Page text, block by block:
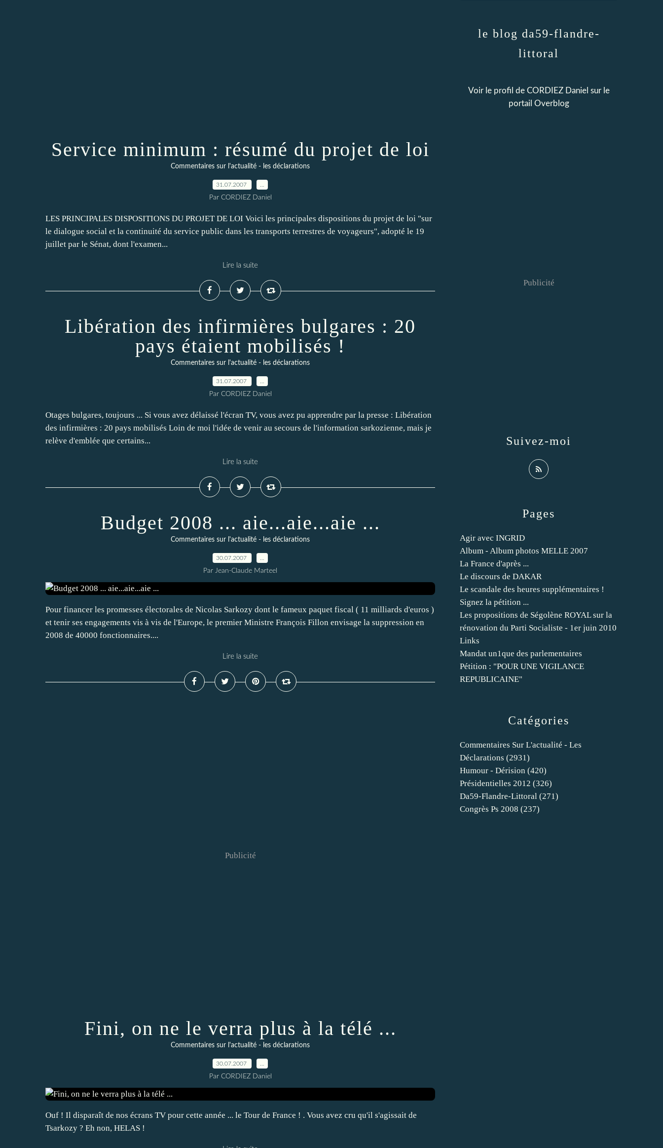
Service minimum : résumé du projet de loi
Commentaires sur l'actualité - les déclarations
31.07.2007
Par CORDIEZ Daniel
LES PRINCIPALES DISPOSITIONS DU PROJET DE LOI Voici les principales dispositions du projet de loi "sur
le dialogue social et la continuité du service public dans les transports terrestres de voyageurs", adopté le 19
juillet par le Sénat, dont l'examen...
Lire la suite
Libération des infirmières bulgares : 20
pays étaient mobilisés !
Commentaires sur l'actualité - les déclarations
31.07.2007
Par CORDIEZ Daniel
Otages bulgares, toujours ... Si vous avez délaissé l'écran TV, vous avez pu apprendre par la presse : Libération
des infirmières : 20 pays mobilisés Loin de moi l'idée de venir au secours de l'information sarkozienne, mais je
relève d'emblée que certains...
Lire la suite
Budget 2008 ... aie...aie...aie ...
Commentaires sur l'actualité - les déclarations
30.07.2007
Par Jean-Claude Marteel
Pour financer les promesses électorales de Nicolas Sarkozy dont le fameux paquet fiscal ( 11 milliards d'euros )
et tenir ses engagements vis à vis de l'Europe, le premier Ministre François Fillon envisage la suppression en
2008 de 40000 fonctionnaires....
Lire la suite
Publicité
Fini, on ne le verra plus à la télé ...
Commentaires sur l'actualité - les déclarations
30.07.2007
Par CORDIEZ Daniel
Ouf ! Il disparaît de nos écrans TV pour cette année ... le Tour de France ! . Vous avez cru qu'il s'agissait de
Tsarkozy ? Eh non, HELAS !
Catégories
Commentaires Sur L'actualité - Les
Déclarations (2931)
Humour - Dérision (420)
Présidentielles 2012 (326)
Da59-Flandre-Littoral (271)
Congrès Ps 2008 (237)
Pages
Agir avec INGRID
Album - Album photos MELLE 2007
La France d'après ...
Le discours de DAKAR
Le scandale des heures supplémentaires !
Signez la pétition ...
Les propositions de Ségolène ROYAL sur la
rénovation du Parti Socialiste - 1er juin 2010
Links
Mandat un1que des parlementaires
Pétition : "POUR UNE VIGILANCE
REPUBLICAINE"
le blog da59-flandre-
littoral
Voir le profil de CORDIEZ Daniel sur le
portail Overblog
Suivez-moi
Publicité